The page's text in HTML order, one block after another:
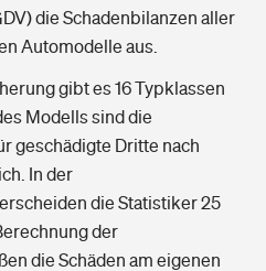
die Schadenbilanzen aller
Automodelle aus.
gibt es 16 Typklassen
Modells sind die
geschädigte Dritte nach
In der
die Statistiker 25
der
die Schäden am eigenen